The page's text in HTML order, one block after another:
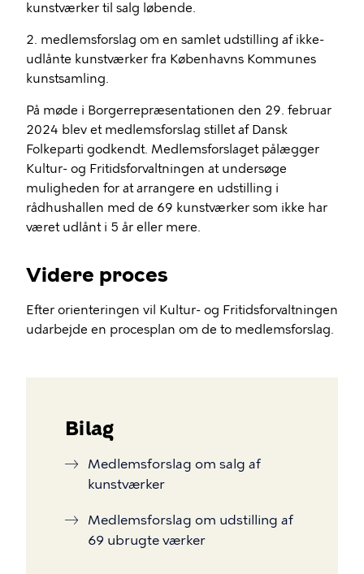
kunstværker til salg løbende.
2. medlemsforslag om en samlet udstilling af ikke-
udlånte kunstværker fra Københavns Kommunes
kunstsamling.
På møde i Borgerrepræsentationen den 29. februar
2024 blev et medlemsforslag stillet af Dansk
Folkeparti godkendt. Medlemsforslaget pålægger
Kultur- og Fritidsforvaltningen at undersøge
muligheden for at arrangere en udstilling i
rådhushallen med de 69 kunstværker som ikke har
været udlånt i 5 år eller mere.
Videre proces
Efter orienteringen vil Kultur- og Fritidsforvaltningen
udarbejde en procesplan om de to medlemsforslag.
Bilag
Medlemsforslag om salg af
kunstværker
Medlemsforslag om udstilling af
69 ubrugte værker